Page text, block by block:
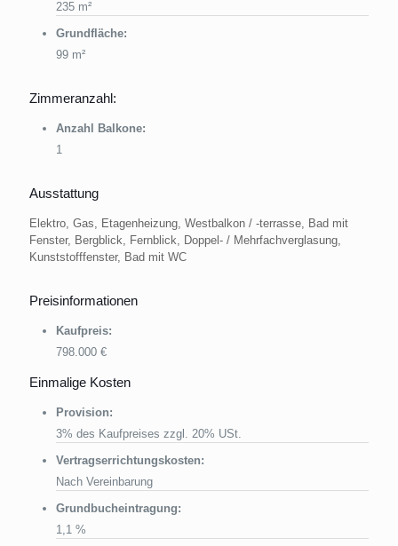
235 m²
Grundfläche:
99 m²
Zimmeranzahl:
Anzahl Balkone:
1
Ausstattung
Elektro, Gas, Etagenheizung, Westbalkon / -terrasse, Bad mit
Fenster, Bergblick, Fernblick, Doppel- / Mehrfachverglasung,
Kunststofffenster, Bad mit WC
Preisinformationen
Kaufpreis:
798.000 €
Einmalige Kosten
Provision:
3% des Kaufpreises zzgl. 20% USt.
Vertragserrichtungskosten:
Nach Vereinbarung
Grundbucheintragung:
1,1 %